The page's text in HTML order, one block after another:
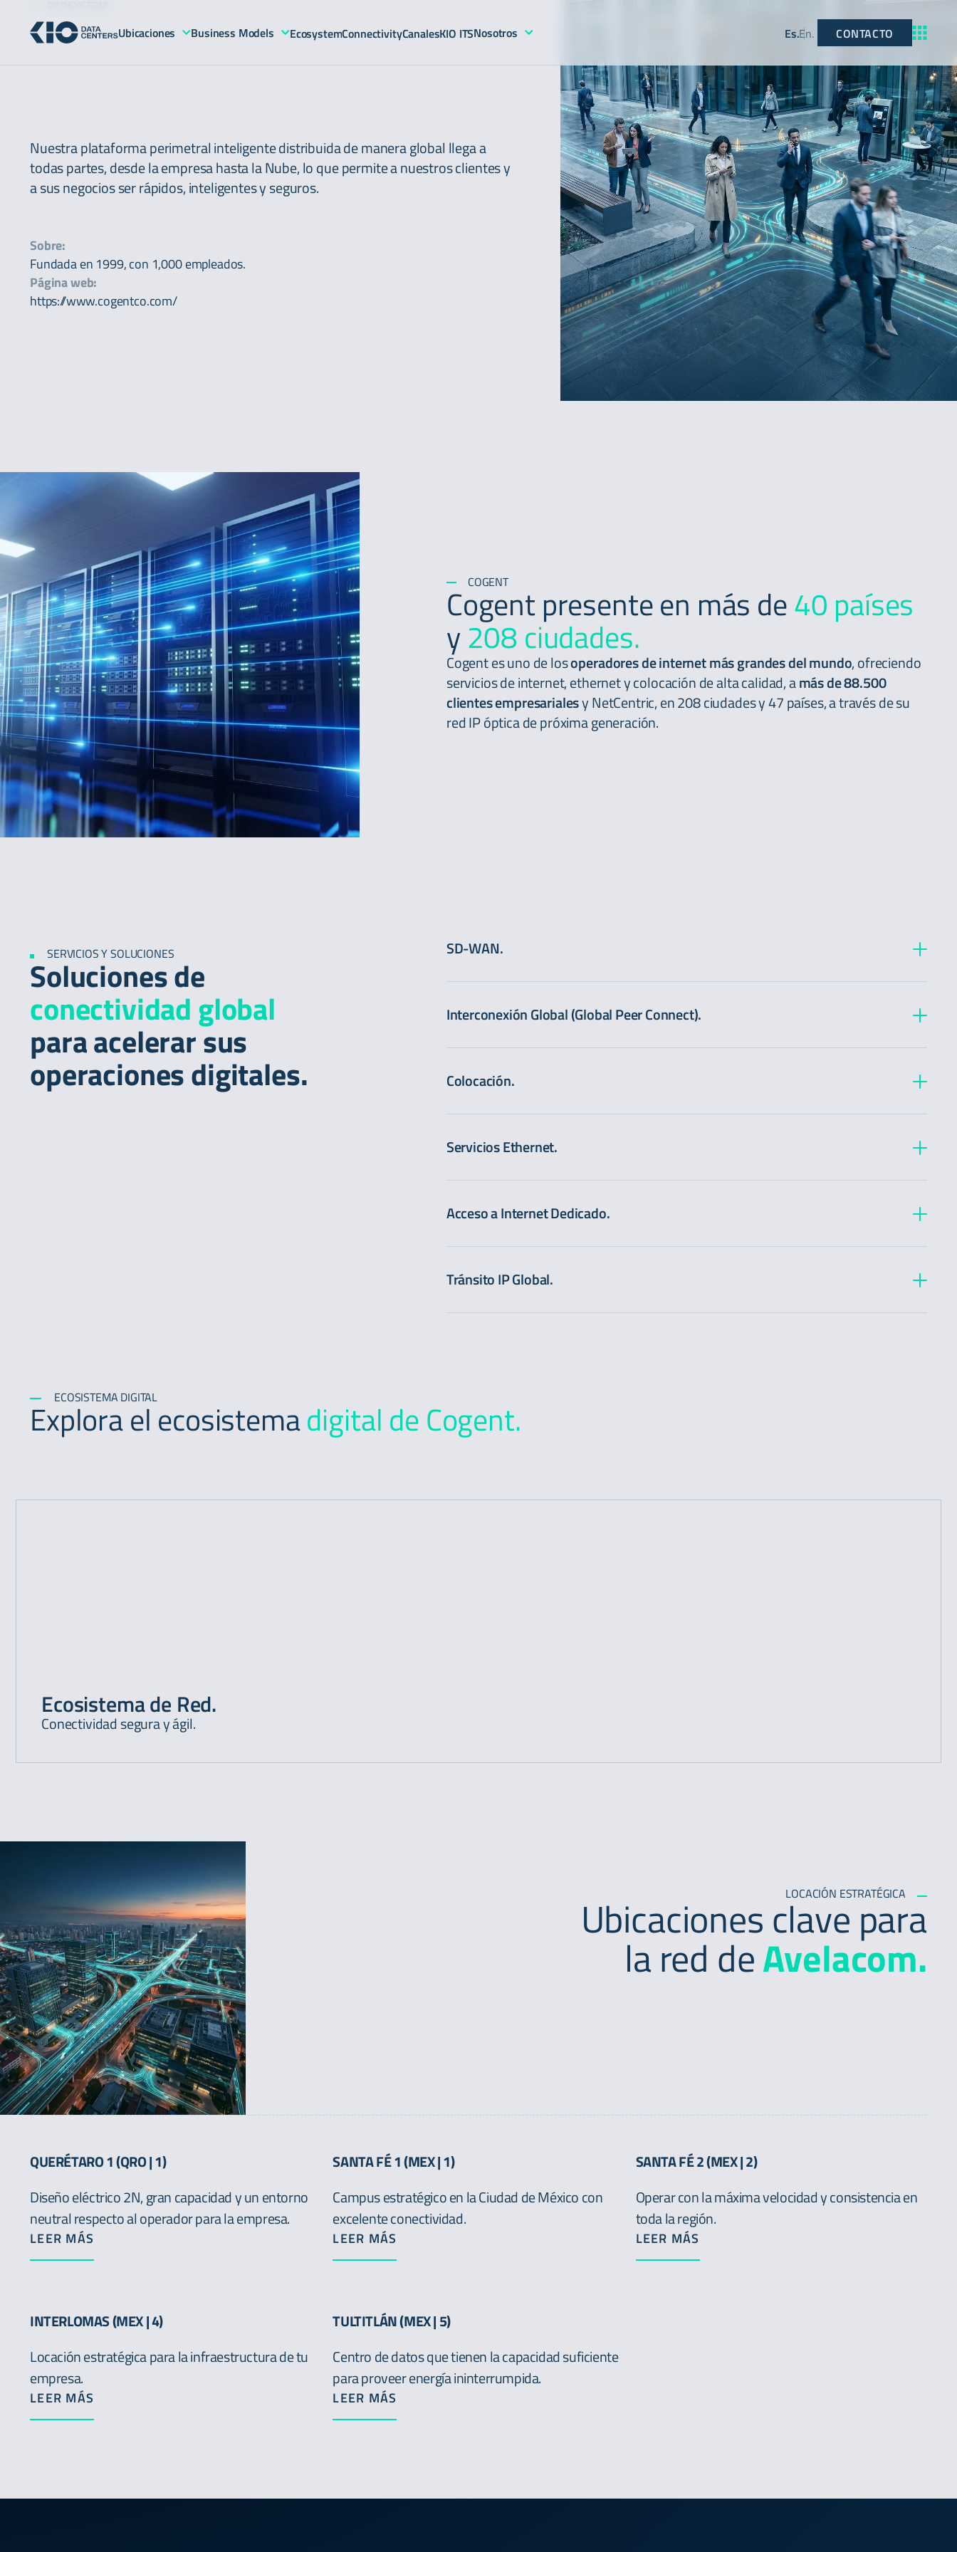
Ubicaciones Business Models EcosystemConnectivityCanalesKIO ITSNosotros Es.En. CONTACTO
Nuestra plataforma perimetral inteligente distribuida de manera global llega a
todas partes, desde la empresa hasta la Nube, lo que permite a nuestros clientes y
a sus negocios ser rápidos, inteligentes y seguros.
Sobre:
Fundada en 1999, con 1,000 empleados.
Página web:
https://www.cogentco.com/
COGENT
Cogent presente en más de40 países
y208 ciudades.
Cogent es uno de losoperadores de internet más grandes del mundo, ofreciendo
servicios de internet, ethernet y colocación de alta calidad, amás de 88.500
clientes empresarialesy NetCentric, en 208 ciudades y 47 países, a través de su
red IP óptica de próxima generación.
SERVICIOS Y SOLUCIONES
Soluciones de
conectividad global
para acelerar sus
operaciones digitales.
SD-WAN.
Interconexión Global (Global Peer Connect).
Colocación.
Servicios Ethernet.
Acceso a Internet Dedicado.
Tránsito IP Global.
ECOSISTEMA DIGITAL
Explora el ecosistemadigital de Cogent.
Ecosistema de Red.
Conectividad segura y ágil.
LOCACIÓN ESTRATÉGICA
Ubicaciones clave para
la red deAvelacom.
QUERÉTARO 1 (QRO | 1)
Diseño eléctrico 2N, gran capacidad y un entorno
neutral respecto al operador para la empresa.
LEER MÁS
SANTA FÉ 1 (MEX | 1)
Campus estratégico en la Ciudad de México con
excelente conectividad.
LEER MÁS
SANTA FÉ 2 (MEX | 2)
Operar con la máxima velocidad y consistencia en
toda la región.
LEER MÁS
INTERLOMAS (MEX | 4)
Locación estratégica para la infraestructura de tu
empresa.
LEER MÁS
TULTITLÁN (MEX | 5)
Centro de datos que tienen la capacidad suficiente
para proveer energía ininterrumpida.
LEER MÁS